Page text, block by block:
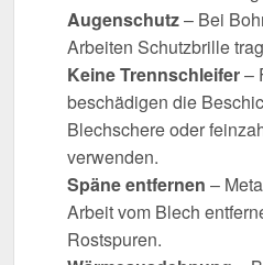
Augenschutz– Bei
Arbeiten Schutzbrille
Keine Trennschleifer–
beschädigen die
Blechschere oder
verwenden.
Späne entfernen –
Arbeit vom Blech
Rostspuren.